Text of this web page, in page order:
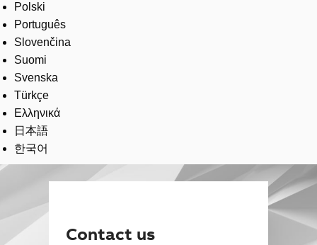
Polski
Português
Slovenčina
Suomi
Svenska
Türkçe
Ελληνικά
日本語
한국어
Contact us